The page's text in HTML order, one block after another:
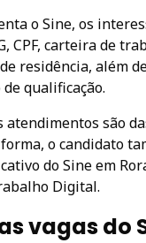
o Sine, os
CPF, carteira de
residência, além
qualificação.
atendimentos são
o candidato
do Sine em
Digital.
vagas do